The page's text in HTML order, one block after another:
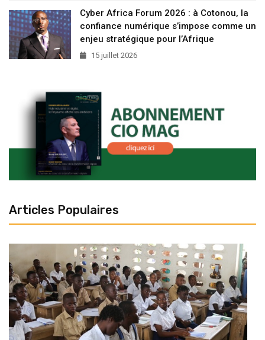
Cyber Africa Forum 2026 : à Cotonou, la
confiance numérique s’impose comme un
enjeu stratégique pour l’Afrique
15 juillet 2026
Articles Populaires